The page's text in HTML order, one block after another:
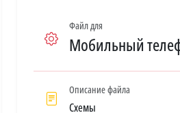
Файл для
Мобильный
Описание файла
Схемы